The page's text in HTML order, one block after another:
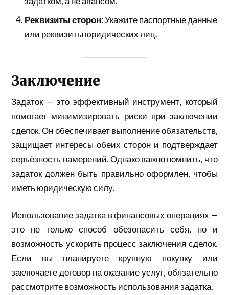
Реквизиты сторон: Укажите паспортные данные
или реквизиты юридических лиц.
Заключение
Задаток — это эффективный инструмент, который
помогает минимизировать риски при заключении
сделок. Он обеспечивает выполнение обязательств,
защищает интересы обеих сторон и подтверждает
серьёзность намерений. Однако важно помнить, что
задаток должен быть правильно оформлен, чтобы
иметь юридическую силу.
Использование задатка в финансовых операциях —
это не только способ обезопасить себя, но и
возможность ускорить процесс заключения сделок.
Если вы планируете крупную покупку или
заключаете договор на оказание услуг, обязательно
рассмотрите возможность использования задатка.